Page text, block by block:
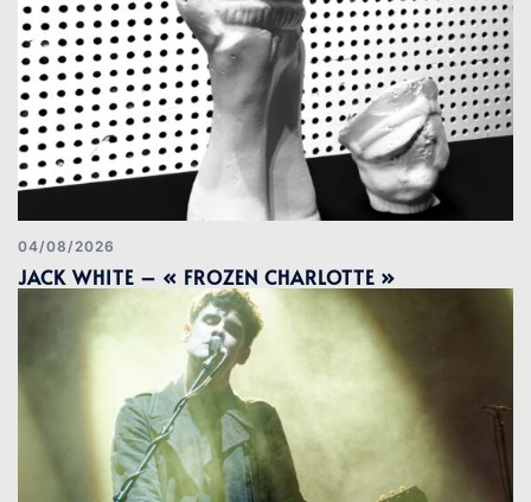
04/08/2026
JACK WHITE – « FROZEN CHARLOTTE »